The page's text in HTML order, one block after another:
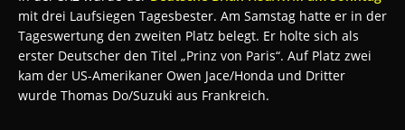
mit drei Laufsiegen Tagesbester. Am Samstag hatte er in der
Tageswertung den zweiten Platz belegt. Er holte sich als
erster Deutscher den Titel „Prinz von Paris“. Auf Platz zwei
kam der US-Amerikaner Owen Jace/Honda und Dritter
wurde Thomas Do/Suzuki aus Frankreich.